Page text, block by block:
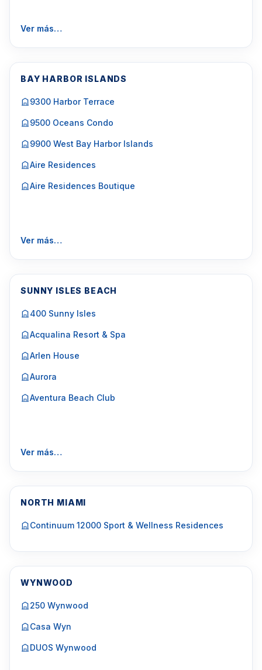
Ver más…
BAY HARBOR ISLANDS
9300 Harbor Terrace
9500 Oceans Condo
9900 West Bay Harbor Islands
Aire Residences
Aire Residences Boutique
Ver más…
SUNNY ISLES BEACH
400 Sunny Isles
Acqualina Resort & Spa
Arlen House
Aurora
Aventura Beach Club
Ver más…
NORTH MIAMI
Continuum 12000 Sport & Wellness Residences
WYNWOOD
250 Wynwood
Casa Wyn
DUOS Wynwood